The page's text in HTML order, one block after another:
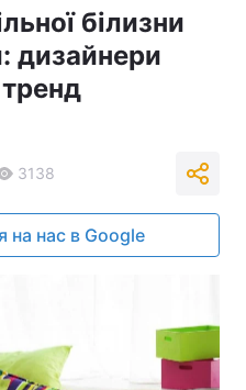
білизни
дизайнери
3138
на нас в Google